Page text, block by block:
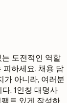
도전적인 역할
피하세요. 채용 담
가 아니라, 여러분
. 1인칭 대명사
트 있게 작성하